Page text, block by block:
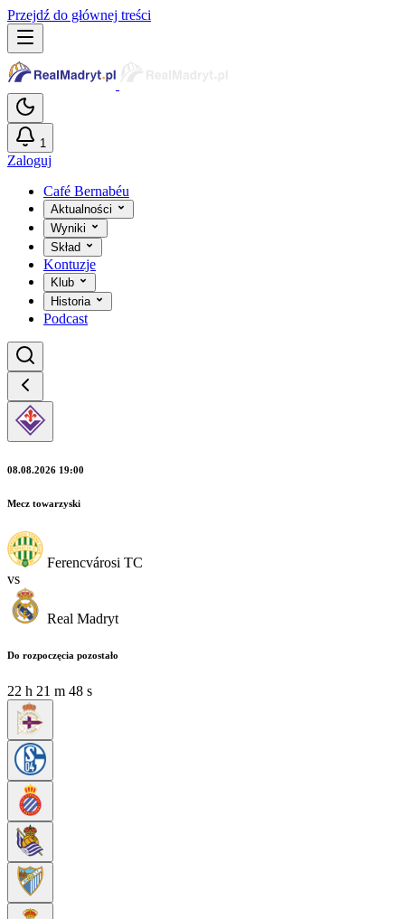
Przejdź do głównej treści
1
Zaloguj
Café Bernabéu
Aktualności
Wyniki
Skład
Kontuzje
Klub
Historia
Podcast
08.08.2026 19:00
Mecz towarzyski
Ferencvárosi TC
vs
Real Madryt
Do rozpoczęcia pozostało
22 h 21 m 47 s